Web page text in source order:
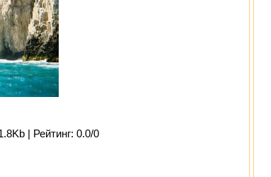
| Рейтинг: 0.0/0